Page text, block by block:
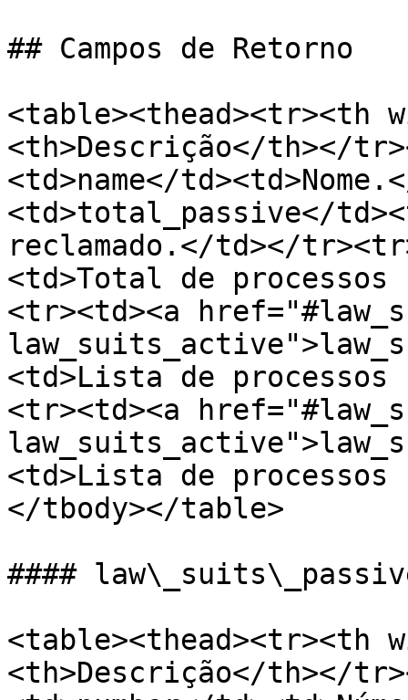
## Campos de Retorno
<table><thead><tr><th
<th>Descrição</th></
<td>name</
<td>total_passive</
reclamado.</td></
<td>Total de
<tr><td><a
<td>Lista de processos
<tr><td><a
<td>Lista de processos
</tbody></table>
####
<table><thead><tr><th
<th>Descrição</th></